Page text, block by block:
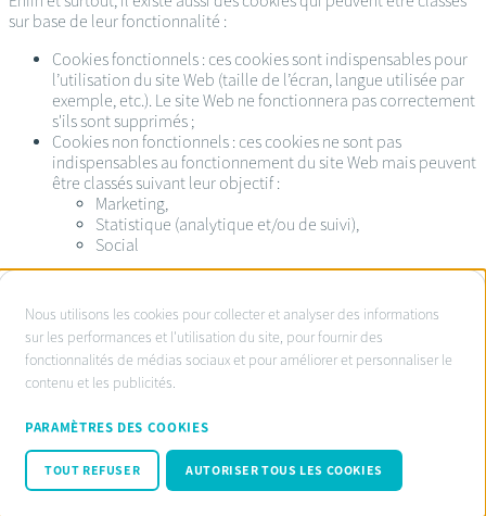
sur base de leur fonctionnalité :
Cookies fonctionnels : ces cookies sont indispensables pour
l’utilisation du site Web (taille de l’écran, langue utilisée par
exemple, etc.). Le site Web ne fonctionnera pas correctement
s'ils sont supprimés ;
Cookies non fonctionnels : ces cookies ne sont pas
indispensables au fonctionnement du site Web mais peuvent
être classés suivant leur objectif :
Marketing,
Statistique (analytique et/ou de suivi),
Social
Service d’ombudsman agréé:
www.ombudsnotaire.be
Privacy Policy notaire.be
Cookie policy
Code de conduite RGPD
© Fednot 2026
À
propos
des
cookies
sur
ce
site
Nous utilisons les cookies pour collecter et analyser des informations
sur les performances et l'utilisation du site, pour fournir des
fonctionnalités de médias sociaux et pour améliorer et personnaliser le
contenu et les publicités.
PARAMÈTRES DES COOKIES
TOUT REFUSER AUTORISER TOUS LES COOKIES